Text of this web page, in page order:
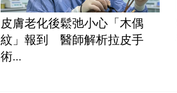
皮膚老化後鬆弛小心「木偶
紋」報到 醫師解析拉皮手
術...